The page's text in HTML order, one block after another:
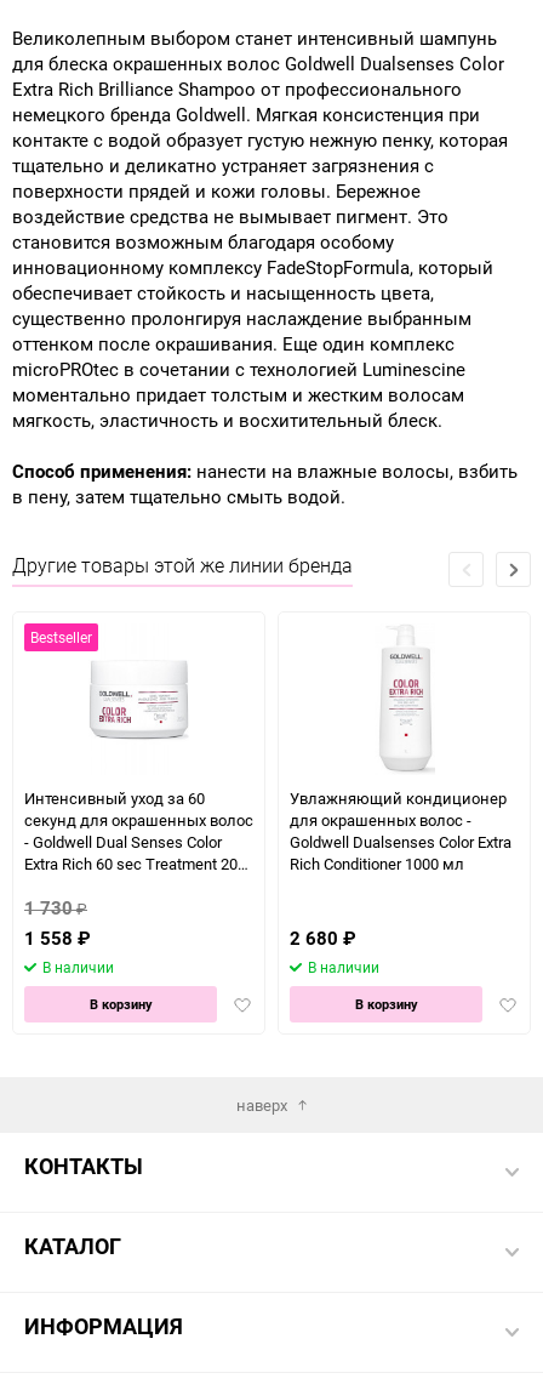
Великолепным выбором станет интенсивный шампунь
для блеска окрашенных волос Goldwell Dualsenses Color
Extra Rich Brilliance Shampoo от профессионального
немецкого бренда Goldwell. Мягкая консистенция при
контакте с водой образует густую нежную пенку, которая
тщательно и деликатно устраняет загрязнения с
поверхности прядей и кожи головы. Бережное
воздействие средства не вымывает пигмент. Это
становится возможным благодаря особому
инновационному комплексу FadeStopFormula, который
обеспечивает стойкость и насыщенность цвета,
существенно пролонгируя наслаждение выбранным
оттенком после окрашивания. Еще один комплекс
microPROtec в сочетании с технологией Luminescine
моментально придает толстым и жестким волосам
мягкость, эластичность и восхитительный блеск.
Способ применения: нанести на влажные волосы, взбить
в пену, затем тщательно смыть водой.
Другие товары этой же линии бренда
Bestseller
Интенсивный уход за 60
секунд для окрашенных волос
- Goldwell Dual Senses Color
Extra Rich 60 sec Treatment 200
1 730₽
1 558 ₽
В наличии
Добавить
В корзину
Увлажняющий кондиционер
для окрашенных волос -
Goldwell Dualsenses Color Extra
Rich Conditioner 1000 мл
2 680 ₽
В наличии
В корзину
наверх
КОНТАКТЫ
КАТАЛОГ
ИНФОРМАЦИЯ